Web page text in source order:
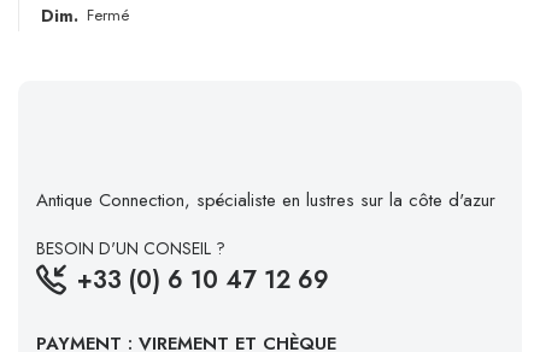
Dim. Fermé
Antique Connection, spécialiste en lustres sur la côte d'azur
BESOIN D'UN CONSEIL ?
+33 (0) 6 10 47 12 69
PAYMENT : VIREMENT ET CHÈQUE